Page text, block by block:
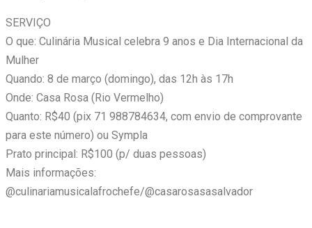
SERVIÇO
O que: Culinária Musical celebra 9 anos e Dia Internacional da
Mulher
Quando: 8 de março (domingo), das 12h às 17h
Onde: Casa Rosa (Rio Vermelho)
Quanto: R$40 (pix 71 988784634, com envio de comprovante
para este número) ou Sympla
Prato principal: R$100 (p/ duas pessoas)
Mais informações:
@culinariamusicalafrochefe/@casarosasasalvador